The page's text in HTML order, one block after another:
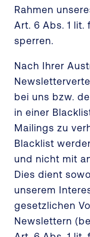
Rahmen
Art. 6 Abs. 1 lit.
sperren.
Nach Ihrer
bei uns bzw.
in einer
Mailings zu
Blacklist
und nicht mit
Dies dient
unserem
gesetzlichen
Newslettern